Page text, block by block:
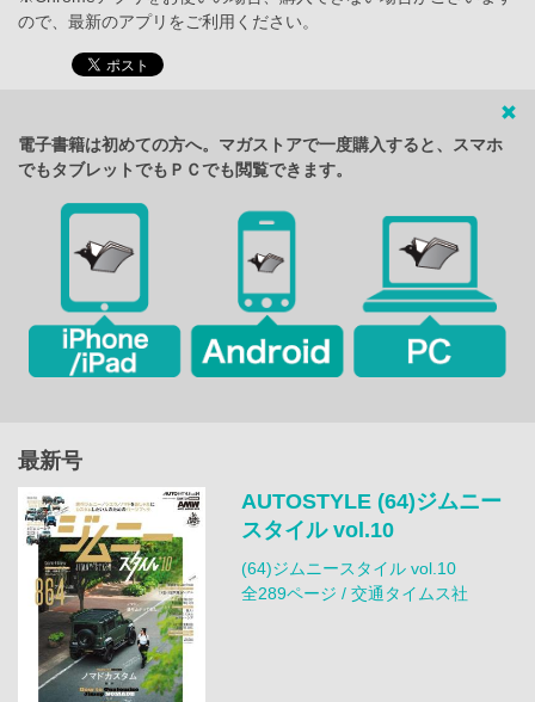
ので、最新のアプリをご利用ください。
電子書籍は初めての方へ。マガストアで一度購入すると、スマホ
でもタブレットでもＰＣでも閲覧できます。
最新号
AUTOSTYLE (64)ジムニー
スタイル vol.10
(64)ジムニースタイル vol.10
全289ページ / 交通タイムス社